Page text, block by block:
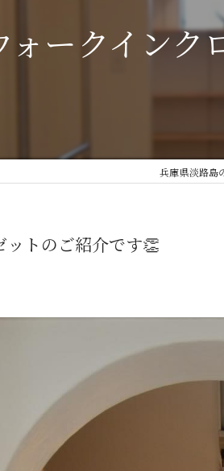
HOMA-STYLE住まいの標
ォークインク
兵庫県淡路島
トのご紹介です👏